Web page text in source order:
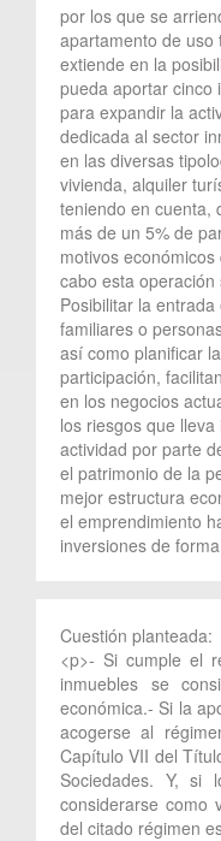
por los que se
apartamento de uso
extiende en la
pueda aportar cinco
para expandir la
dedicada al sector
en las diversas
vivienda, alquiler
teniendo en cuenta,
más de un 5% de
motivos
cabo esta
Posibilitar la
familiares o
así como planificar
participación,
en los negocios
los riesgos que
actividad por parte
el patrimonio de la
mejor estructura
el emprendimiento
inversiones de
Cuestión planteada:
<p>- Si cumple el
inmuebles se
económica.- Si la
acogerse al
Capítulo VII del
Sociedades. Y, si
considerarse como
del citado régimen